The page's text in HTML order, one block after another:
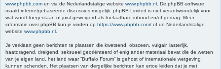
www.phpbb.com en via de Nederlandstalige website www.phpbb.nl . De phpBB-software
maakt internetgebaseerde discussies mogelijk. phpBB Limited is niet verantwoordelijk voor
wat wordt toegestaan of juist geweigerd als toelaatbare inhoud en/of gedrag. Meer
informatie over phpBB kun je vinden op https://www.phpbb.com/ of de Nederlandstalige
website www.phpbb.nl
Je verklaart geen berichten te plaatsen die kwetsend, obsceen, vulgair, lasterlijk,
haatdragend, dreigend, seksueel georiënteerd of enig ander materiaal bevat die de wetten
van je eigen land, het land waar “Buffalo Forum” is gehost of internationale wetgeving
kunnen schenden. Het plaatsen van dergelijke berichten kan ertoe leiden dat je met